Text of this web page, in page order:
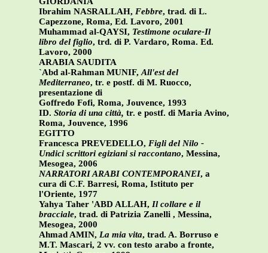
Ibrahim NASRALLAH, Febbre, trad. di L.
Capezzone, Roma, Ed. Lavoro, 2001
Muhammad al-QAYSI, Testimone oculare-Il
libro del figlio, trd. di P. Vardaro, Roma. Ed.
Lavoro, 2000
ARABIA SAUDITA
`Abd al-Rahman MUNIF,All'est del
Mediterraneo, tr. e postf. di M. Ruocco,
presentazione di
Goffredo Fofi, Roma, Jouvence, 1993
ID. Storia di una città, tr. e postf. di Maria Avino,
Roma, Jouvence, 1996
EGITTO
Francesca PREVEDELLO, Figli del Nilo -
Undici scrittori egiziani si raccontano, Messina,
Mesogea, 2006
NARRATORI ARABI CONTEMPORANEI, a
cura di C.F. Barresi, Roma, Istituto per
l'Oriente, 1977
Yahya Taher 'ABD ALLAH, Il collare e il
bracciale, trad. di Patrizia Zanelli , Messina,
Mesogea, 2000
Ahmad AMIN, La mia vita, trad. A. Borruso e
M.T. Mascari, 2 vv. con testo arabo a fronte,